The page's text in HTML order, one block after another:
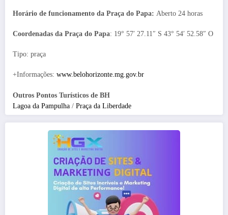
Horário de funcionamento da Praça do Papa: Aberto 24 horas
Coordenadas da Praça do Papa: 19° 57′ 27.11″ S 43° 54′ 52.58″ O
Tipo: praça
+Informações: www.belohorizonte.mg.gov.br
Outros Pontos Turísticos de BH
Lagoa da Pampulha / Praça da Liberdade